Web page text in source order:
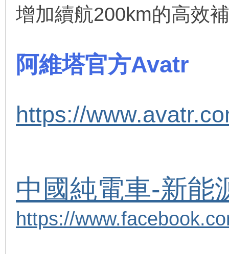
增加續航200km的高效
阿維塔官方Avatr
https://
中國純電車-新能
https://